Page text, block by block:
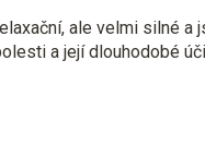
ale velmi silné a
a její dlouhodobé